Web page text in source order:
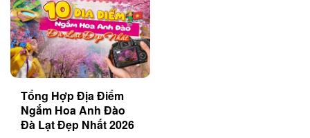
Tổng Hợp Địa Điểm
Ngắm Hoa Anh Đào
Đà Lạt Đẹp Nhất 2026